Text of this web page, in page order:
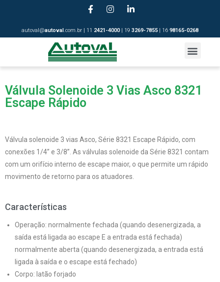
autoval@autoval.com.br | 11 2421-4000| 19 3269-7855 | 16 98165-0268
Válvula Solenoide 3 Vias Asco 8321
Escape Rápido
Válvula solenoide 3 vias Asco, Série 8321 Escape Rápido, com
conexões 1/4” e 3/8”. As válvulas solenoide da Série 8321 contam
com um orifício interno de escape maior, o que permite um rápido
movimento de retorno para os atuadores.
Características
Operação: normalmente fechada (quando desenergizada, a
saída está ligada ao escape E a entrada está fechada)
normalmente aberta (quando desenergizada, a entrada está
ligada à saída e o escape está fechado)
Corpo: latão forjado